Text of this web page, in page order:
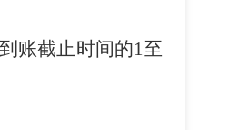
账截止时间的1至